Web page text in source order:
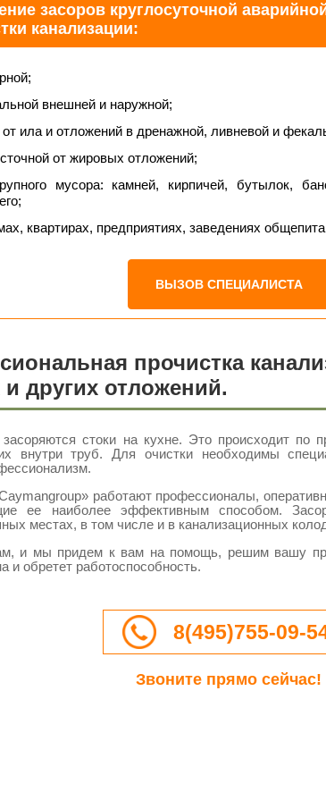
засоров круглосуточной
канализации:
внешней и наружной;
от ила и отложений в дренажной, ливневой и
от жировых отложений;
мусора: камней, кирпичей, бутылок,
квартирах, предприятиях, заведениях общепита
ВЫЗОВ СПЕЦИАЛИСТА
прочистка
других отложений.
стоки на кухне. Это происходит по
внутри труб. Для очистки необходимы
работают профессионалы,
ее наиболее эффективным способом.
местах, в том числе и в канализационных
и мы придем к вам на помощь, решим вашу
и обретет работоспособность.
8(495)755-09-
Звоните прямо сейчас!